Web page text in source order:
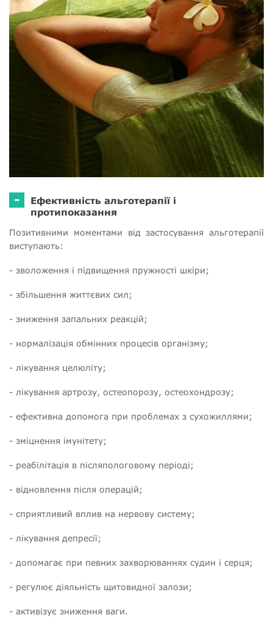
-
Ефективність альготерапії і
протипоказання
Позитивними моментами від застосування альготерапії
виступають:
- зволоження і підвищення пружності шкіри;
- збільшення життєвих сил;
- зниження запальних реакцій;
- нормалізація обмінних процесів організму;
- лікування целюліту;
- лікування артрозу, остеопорозу, остеохондрозу;
- ефективна допомога при проблемах з сухожиллями;
- зміцнення імунітету;
- реабілітація в післяпологовому періоді;
- відновлення після операцій;
- сприятливий вплив на нервову систему;
- лікування депресії;
- допомагає при певних захворюваннях судин і серця;
- регулює діяльність щитовидної залози;
- активізує зниження ваги.